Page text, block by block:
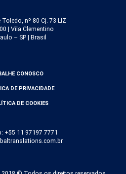
Toledo, nº 80 Cj. 73 LIZ
| Vila Clementino
– SP | Brasil
CONOSCO
DE PRIVACIDADE
DE COOKIES
+55 11 97197 7771